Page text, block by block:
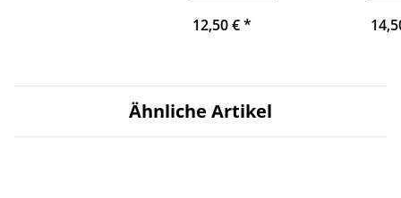
12,50 €*
Ähnliche Artikel